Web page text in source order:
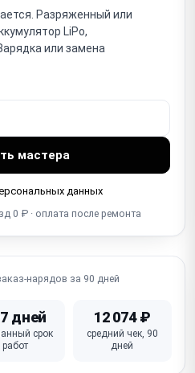
пультом (радиоканал, RC
link)
висение (IMU, компас,
индикаторов
(FPV / app link — потеря
/ основная плата
Разряженный или
LiPo,
или замена
мастера
данных
0 ₽ · оплата после ремонта
нарядов за 90 дней
дней
срок
работ
12 074 ₽
средний чек, 90
дней